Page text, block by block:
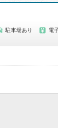
駐車場あり
電